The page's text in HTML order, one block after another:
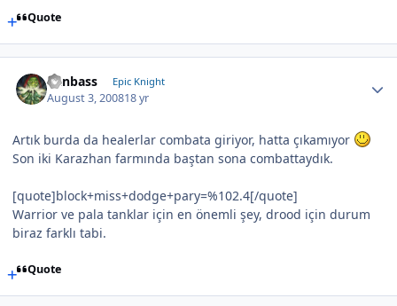
Quote
Canbass Epic Knight
August 3, 200818 yr
Artık burda da healerlar combata giriyor, hatta çıkamıyor
Son iki Karazhan farmında baştan sona combattaydık.
[quote]block+miss+dodge+pary=%102.4[/quote]
Warrior ve pala tanklar için en önemli şey, drood için durum
biraz farklı tabi.
Quote